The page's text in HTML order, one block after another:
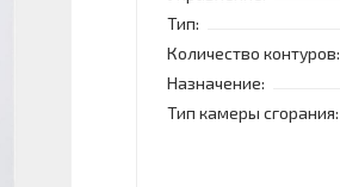
Тип:
Количество контуров:
Назначение:
Тип камеры сгорания: